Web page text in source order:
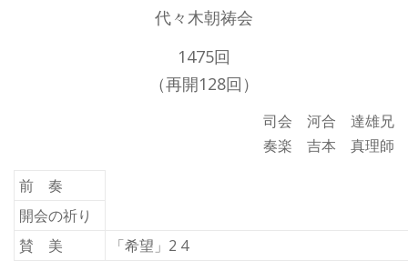
代々木朝祷会
1475回
（再開128回）
司会 河合 達雄兄
奏楽 吉本 真理師
前 奏
開会の祈り
賛 美
「希望」2 4